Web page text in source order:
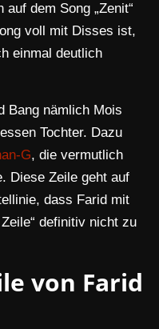
dem Song „Zenit“
voll mit Disses ist,
einmal deutlich
Bang nämlich Mois
Tochter. Dazu
G, die vermutlich
Diese Zeile geht auf
dass Farid mit
definitiv nicht zu
von Farid